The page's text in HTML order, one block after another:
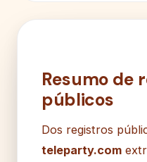
Resumo de
públicos
Dos registros
teleparty.com